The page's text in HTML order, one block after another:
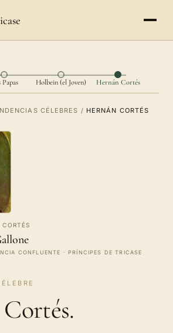
Papas Holbein (el Joven) Hernán Cortés
CÉLEBRES / HERNÁN CORTÉS
CONFLUENTE · PRÍNCIPES DE TRICASE